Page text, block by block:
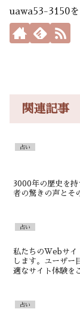
uawa53-3150
関連記事
占い
3000年の歴史を
者の驚きの声とそ
占い
私たちのWebサイ
します。ユーザー
適なサイト体験を
占い